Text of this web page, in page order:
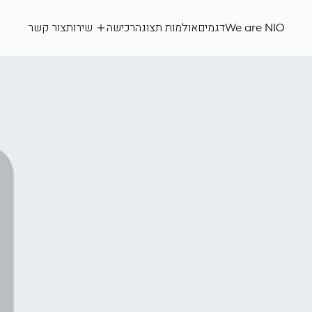
We are NIOדגמיםאולמות תצוגהרכישה שירותצור קשר are
NIO